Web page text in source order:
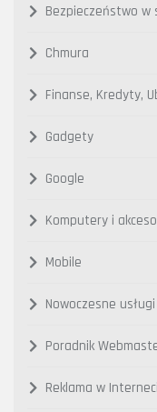
Bezpieczeństwo w
Chmura
Finanse, Kredyty,
Gadgety
Google
Komputery i
Mobile
Nowoczesne usługi
Poradnik
Reklama w